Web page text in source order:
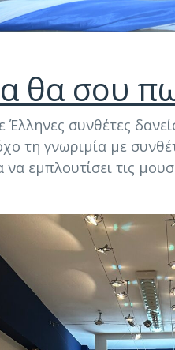
θα σου
συνθέτες
τη γνωριμία με
εμπλουτίσει τις